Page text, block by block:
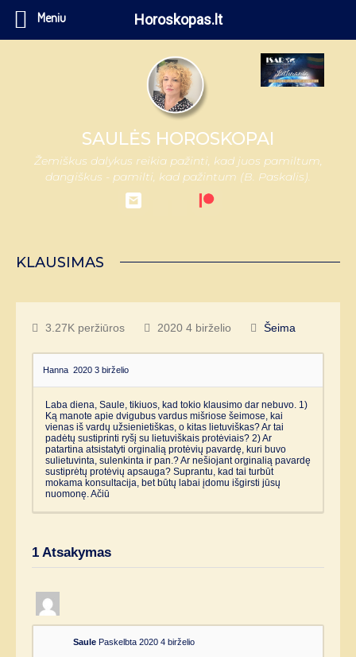
SAULĖS HOROSKOPAI
Žemiškus dalykus reikia pažinti, kad juos pamiltum,
dangiškus - pamilti, kad pažintum (B. Paskalis).
KLAUSIMAS
3.27K peržiūros 2020 4 birželio Šeima
Hanna 2020 3 birželio
Laba diena, Saule, tikiuos, kad tokio klausimo dar nebuvo. 1)
Ką manote apie dvigubus vardus mišriose šeimose, kai
vienas iš vardų užsienietiškas, o kitas lietuviškas? Ar tai
padėtų sustiprinti ryšį su lietuviškais protėviais? 2) Ar
patartina atsistatyti orginalią protėvių pavardę, kuri buvo
sulietuvinta, sulenkinta ir pan.? Ar nešiojant orginalią pavardę
sustiprėtų protėvių apsauga? Suprantu, kad tai turbūt
mokama konsultacija, bet būtų labai įdomu išgirsti jūsų
nuomonę. Ačiū
1 Atsakymas
Saule Paskelbta 2020 4 birželio
Meniu Horoskopas.lt